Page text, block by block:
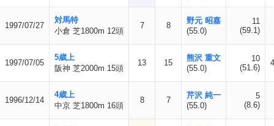
1997/07/27
対馬特
小倉 芝1800m 12頭
7 8
野元 昭嘉
(55.0)
11
(59.1)
1997/07/05
5歳上
阪神 芝2000m 15頭
13 15
熊沢 重文
(55.0)
10
(51.6)
1996/12/14
4歳上
中京 芝1800m 16頭
8 7
芹沢 純一
(55.0)
5
(8.6)